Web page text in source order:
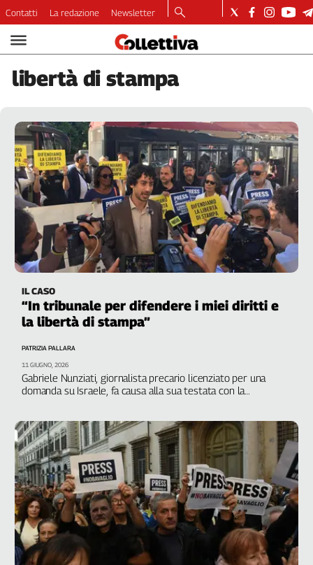
Video
Podcast
Dirette
Economia
Lavoro
Ambiente
Diritti
Welfare
Italia
Internazionale
Culture
Categorie
Filcams
Filt
Fiom
Flai
Flc
Fp
Nidil
Slc
Spi
Inca
Caaf
Contatti La redazione Newsletter
libertà di stampa
IL CASO
“In tribunale per difendere i miei diritti e
la libertà di stampa”
Gabriele Nunziati, giornalista precario licenziato per una
domanda su Israele, fa causa alla sua testata con la
PATRIZIA PALLARA
11 GIUGNO, 2026